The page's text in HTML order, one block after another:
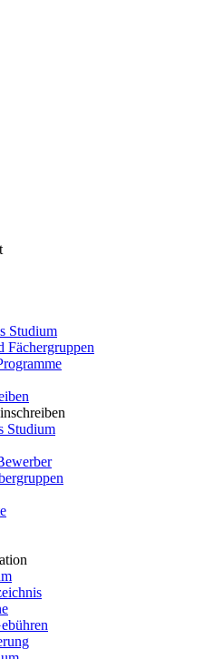
Studium
Fächergruppen
Studium